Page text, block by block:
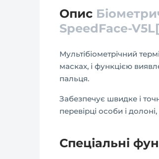
Опис
SpeedFace-
Мультібіометрічний
масках, і функцією
пальця.
Забезпечує швидке і
перевірці особи і
Спеціальні